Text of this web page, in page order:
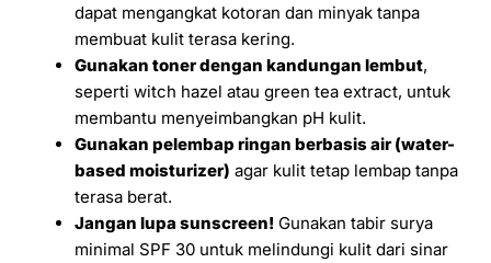
dapat mengangkat kotoran dan minyak tanpa
membuat kulit terasa kering.
Gunakan toner dengan kandungan lembut,
seperti witch hazel atau green tea extract, untuk
membantu menyeimbangkan pH kulit.
Gunakan pelembap ringan berbasis air (water-
based moisturizer) agar kulit tetap lembap tanpa
terasa berat.
Jangan lupa sunscreen! Gunakan tabir surya
minimal SPF 30 untuk melindungi kulit dari sinar